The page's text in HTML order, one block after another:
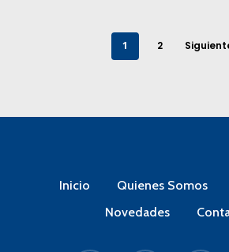
1 2
Inicio Quienes Somos
Novedades